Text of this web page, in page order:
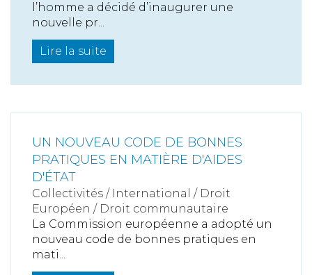
l’homme a décidé d’inaugurer une
nouvelle pr...
Lire la suite
UN NOUVEAU CODE DE BONNES
PRATIQUES EN MATIÈRE D'AIDES
D'ÉTAT
Collectivités / International / Droit
Européen / Droit communautaire
La Commission européenne a adopté un
nouveau code de bonnes pratiques en
mati...